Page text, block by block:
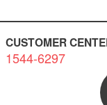
CUSTOMER
1544-6297